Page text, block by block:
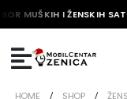
MUŠKIH I ŽENSKIH
HOME SHOP